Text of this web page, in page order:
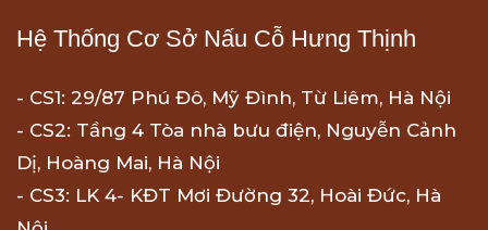
Hệ Thống Cơ Sở Nấu Cỗ Hưng Thịnh
- CS1: 29/87 Phú Đô, Mỹ Đình, Từ Liêm, Hà Nội
- CS2: Tầng 4 Tòa nhà bưu điện, Nguyễn Cảnh
Dị, Hoàng Mai, Hà Nội
- CS3: LK 4- KĐT Mơi Đường 32, Hoài Đức, Hà